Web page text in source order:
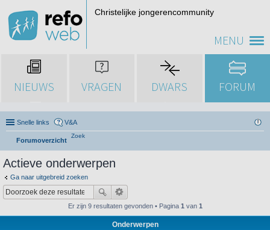
MENU
Christelijke jongerencommunity
NIEUWS VRAGEN DWARS FORUM
Snelle links V&A
Forumoverzicht
Zoek
Actieve onderwerpen
Ga naar uitgebreid zoeken
Er zijn 9 resultaten gevonden • Pagina 1 van 1
Onderwerpen